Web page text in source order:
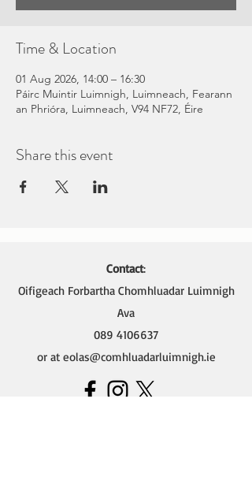
Time & Location
01 Aug 2026, 14:00 – 16:30
Páirc Muintir Luimnigh, Luimneach, Fearann
an Phrióra, Luimneach, V94 NF72, Éire
Share this event
Contact:
Oifigeach Forbartha Chomhluadar Luimnigh
Ava
089 4106637
or at eolas@comhluadarluimnigh.ie